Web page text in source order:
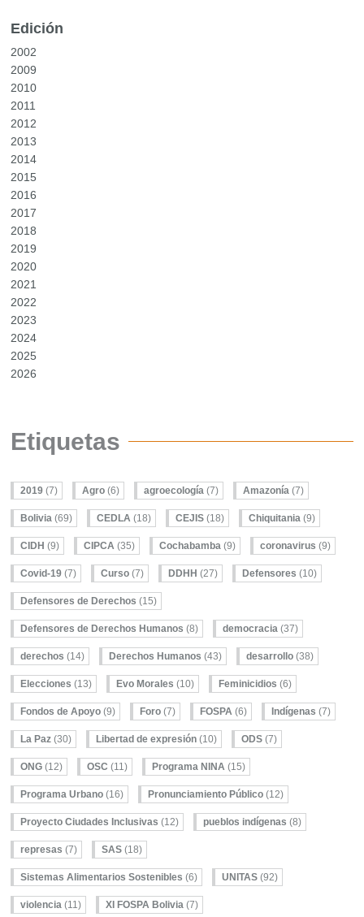
Edición
2002
2009
2010
2011
2012
2013
2014
2015
2016
2017
2018
2019
2020
2021
2022
2023
2024
2025
2026
Etiquetas
2019 (7) Agro (6) agroecología (7) Amazonía (7)
Bolivia (69) CEDLA (18) CEJIS (18) Chiquitania (9)
CIDH (9) CIPCA (35) Cochabamba (9) coronavirus (9)
Covid-19 (7) Curso (7) DDHH (27) Defensores (10)
Defensores de Derechos (15)
Defensores de Derechos Humanos (8) democracia (37)
derechos (14) Derechos Humanos (43) desarrollo (38)
Elecciones (13) Evo Morales (10) Feminicidios (6)
Fondos de Apoyo (9) Foro (7) FOSPA (6) Indígenas (7)
La Paz (30) Libertad de expresión (10) ODS (7)
ONG (12) OSC (11) Programa NINA (15)
Programa Urbano (16) Pronunciamiento Público (12)
Proyecto Ciudades Inclusivas (12) pueblos indígenas (8)
represas (7) SAS (18)
Sistemas Alimentarios Sostenibles (6) UNITAS (92)
violencia (11) XI FOSPA Bolivia (7)